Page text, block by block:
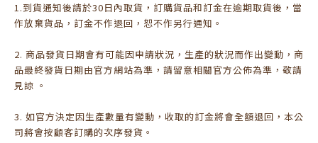
1.到貨通知後請於30日內取貨，訂購貨品和訂金在逾期取貨後，當
作放棄貨品，訂金不作退回，恕不作另行通知。
2. 商品發貨日期會有可能因申請狀況，生產的狀況而作出變動，商
品最終發貨日期由官方網站為準，請留意相關官方公佈為準，敬請
見諒 。
3. 如官方決定因生產數量有變動，收取的訂金將會全額退回，本公
司將會按顧客訂購的次序發貨。